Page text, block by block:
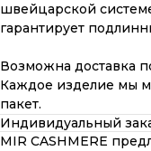
швейцарской
гарантирует
Возможна доставка
Каждое изделие мы
пакет.
Индивидуальный
MIR CASHMERE